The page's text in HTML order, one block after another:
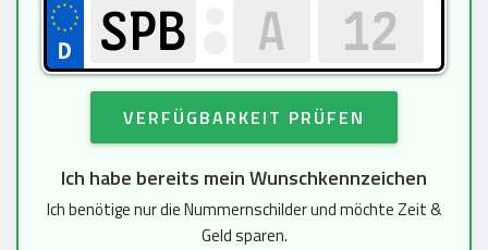
VERFÜGBARKEIT PRÜFEN
Ich habe bereits mein Wunschkennzeichen
Ich benötige nur die Nummernschilder und möchte Zeit &
Geld sparen.